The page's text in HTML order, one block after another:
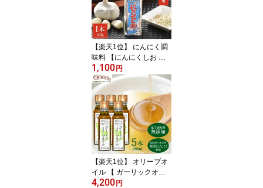
ーブオイル使用 泉水耕農
園思いやりの丘フクハウ
ス
【楽天1位】 にんにく調
味料 【にんにくしお 】 1
瓶120g 1本 ガーリック
ソルト にんにく塩 ハー
ブソルト 発芽にんにく粉
使用 岩塩 海水塩 泉水耕
農園思いやりの丘フクハ
ウス
1,100円
【楽天1位】 オリーブオ
イル 【 ガーリックオリ
ーブオイル 】 1瓶100g 5
4,200円